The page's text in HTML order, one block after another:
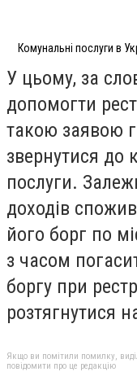
Комунальні послуги в
У цьому, за
допомогти
такою заявою
звернутися до
послуги.
доходів
його борг по
з часом
боргу при
розтягнутися
Якщо ви помітили помилку,
повідомити про це редакцію